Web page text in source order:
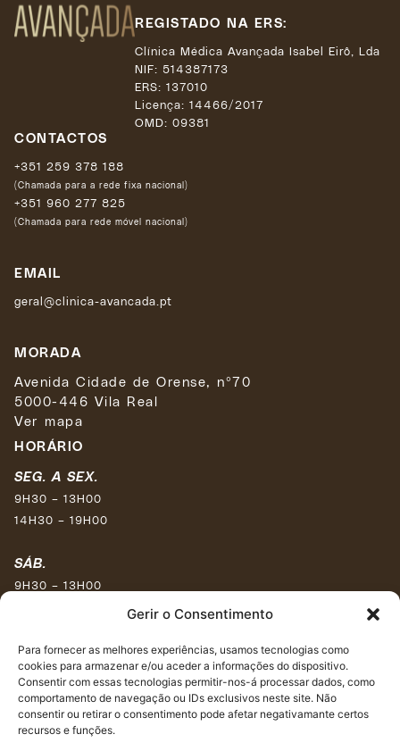
Gerir o Consentimento
Para fornecer as melhores experiências, usamos tecnologias como
cookies para armazenar e/ou aceder a informações do dispositivo.
Consentir com essas tecnologias permitir-nos-á processar dados, como
comportamento de navegação ou IDs exclusivos neste site. Não
consentir ou retirar o consentimento pode afetar negativamante certos
recursos e funções.
REGISTADO NA ERS:
Clínica Médica Avançada Isabel Eirô, Lda
NIF: 514387173
ERS: 137010
Licença:14466/2017
OMD: 09381
CONTACTOS
+351 259 378 188
(Chamada para a rede fixa nacional)
+351 960 277 825
(Chamada para rede móvel nacional)
EMAIL
geral@clinica-avancada.pt
MORADA
Avenida Cidade de Orense, nº70
5000-446 Vila Real
Ver mapa
HORÁRIO
SEG. A SEX.
9H30 – 13H00
14H30 – 19H00
SÁB.
9H30 – 13H00
DOM.
Encerrado
REDES SOCIAIS